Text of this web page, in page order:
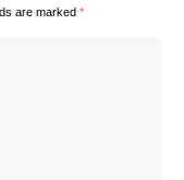
are marked *